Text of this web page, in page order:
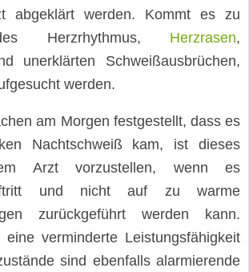
abgeklärt werden. Kommt es zu
Herzrhythmus, Herzrasen,
unerklärten Schweißausbrüchen,
werden.
am Morgen festgestellt, dass es
Nachtschweiß kam, ist dieses
Arzt vorzustellen, wenn es
und nicht auf zu warme
zurückgeführt werden kann.
eine verminderte Leistungsfähigkeit
sind ebenfalls alarmierende